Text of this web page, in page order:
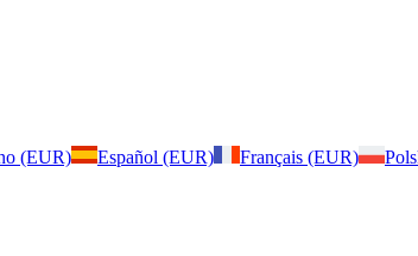
(EUR) Español (EUR) Français (EUR)